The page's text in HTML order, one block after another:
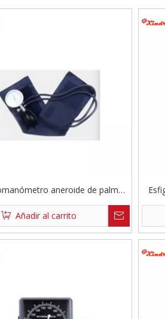
aneroide de palma
de alta calidad
Añadir al carrito